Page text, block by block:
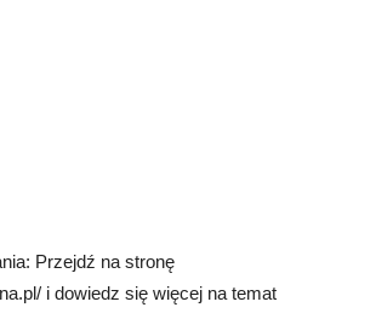
Przejdź na stronę
i dowiedz się więcej na temat